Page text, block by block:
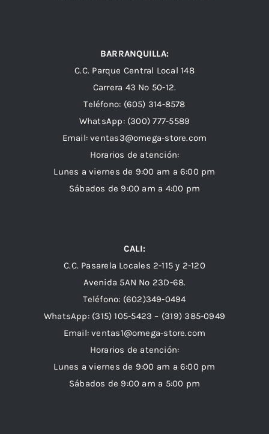
BARRANQUILLA:
C.C. Parque Central Local 148
Carrera 43 Nº 50-12.
Teléfono: (605) 314-8578
WhatsApp: (300) 777-5589
Email: ventas3@omega-store.com
Horarios de atención:
Lunes a viernes de 9:00 am a 6:00 pm
Sábados de 9:00 am a 4:00 pm
CALI:
C.C. Pasarela Locales 2-115 y 2-120
Avenida 5AN Nº 23D-68.
Teléfono: (602)349-0494
WhatsApp: (315) 105-5423 – (319) 385-0949
Email:ventas1@omega-store.com
Horarios de atención:
Lunes a viernes de 9:00 am a 6:00 pm
Sábados de 9:00 am a 5:00 pm